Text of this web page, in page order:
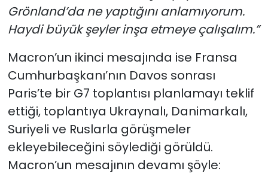
Grönland’da ne yaptığını anlamıyorum.
Haydi büyük şeyler inşa etmeye çalışalım.”
Macron’un ikinci mesajında ise Fransa
Cumhurbaşkanı’nın Davos sonrası
Paris’te bir G7 toplantısı planlamayı teklif
ettiği, toplantıya Ukraynalı, Danimarkalı,
Suriyeli ve Ruslarla görüşmeler
ekleyebileceğini söylediği görüldü.
Macron’un mesajının devamı şöyle: